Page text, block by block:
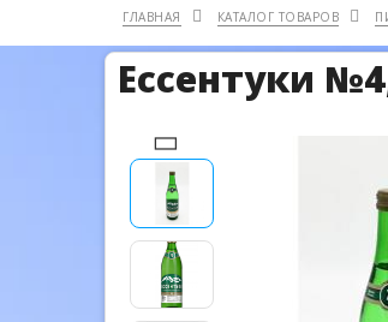
ГЛАВНАЯ КАТАЛОГ ТОВАРОВ
Ессентуки